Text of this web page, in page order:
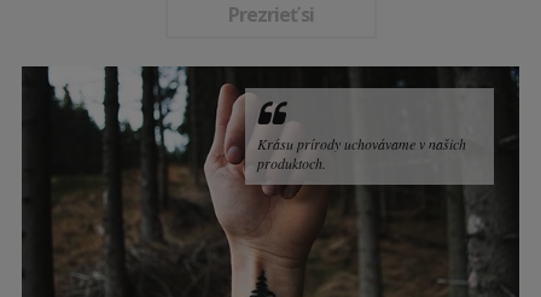
Prezrieť si
Krásu prírody uchovávame v našich
produktoch.